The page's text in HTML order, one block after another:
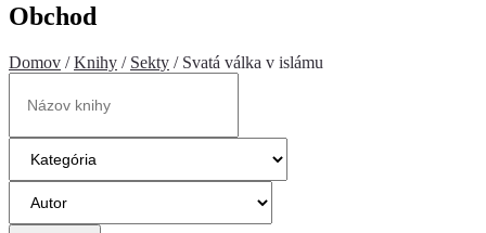
Obchod
Domov /Knihy / Sekty / Svatá válka v islámu